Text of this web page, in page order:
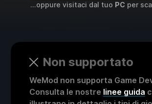
...oppure visitaci dal tuo PC per
Non supportato
WeMod non supporta Game
Consulta le nostre linee guida